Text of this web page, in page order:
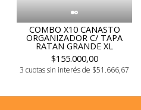
COMBO X10 CANASTO
ORGANIZADOR C/ TAPA
RATAN GRANDE XL
$155.000,00
3 cuotas sin interés de $51.666,67